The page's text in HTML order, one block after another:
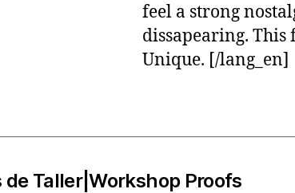
feel a strong
dissapearing.
Unique. [/lang_en]
de Taller|Workshop Proofs